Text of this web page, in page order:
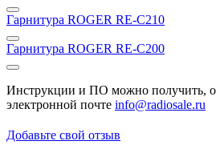
Гарнитура ROGER RE-C210
Гарнитура ROGER RE-C200
Инструкции и ПО можно получить,
электронной почте info@radiosale.ru
Добавьте свой отзыв